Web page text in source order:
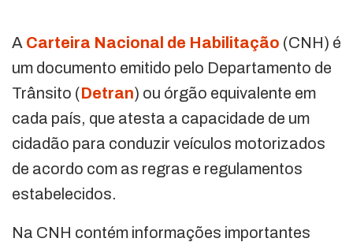
A Carteira Nacional de Habilitação (CNH) é
um documento emitido pelo Departamento de
Trânsito (Detran) ou órgão equivalente em
cada país, que atesta a capacidade de um
cidadão para conduzir veículos motorizados
de acordo com as regras e regulamentos
estabelecidos.
Na CNH contém informações importantes